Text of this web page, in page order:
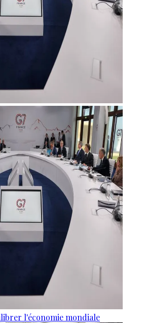
l'économie mondiale